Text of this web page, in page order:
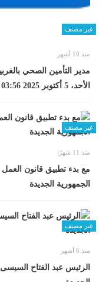
غير مصنف
منذ 10 أشهر
مدير التأمين الصحي
الأحد، 5 أكتوبر 2025 03:56 مـ
غير مصنف
منذ 11 شهرًا
مع بدء تطبيق قانون
الجمهورية الجديدة
غير مصنف
منذ 6 أشهر
الرئيس عبد الفتاح